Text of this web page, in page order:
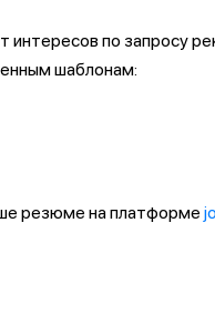
интересов по запросу
шаблонам:
резюме на платформе